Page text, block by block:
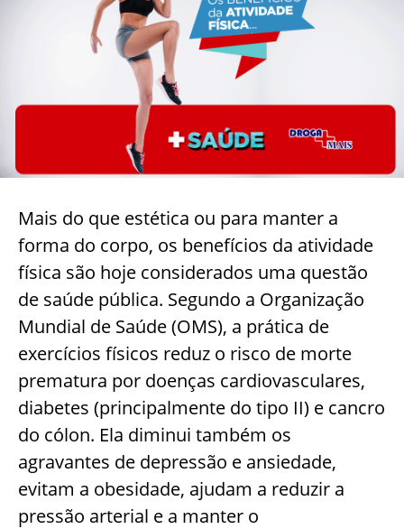
Mais do que estética ou para manter a
forma do corpo, os benefícios da atividade
física são hoje considerados uma questão
de saúde pública. Segundo a Organização
Mundial de Saúde (OMS), a prática de
exercícios físicos reduz o risco de morte
prematura por doenças cardiovasculares,
diabetes (principalmente do tipo II) e cancro
do cólon. Ela diminui também os
agravantes de depressão e ansiedade,
evitam a obesidade, ajudam a reduzir a
pressão arterial e a manter o